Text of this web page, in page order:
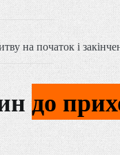
на початок і
до